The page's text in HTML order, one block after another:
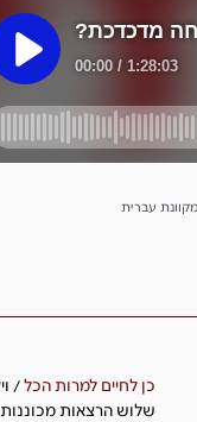
עברית
כן לחיים למרות הכל/
שלוש הרצאות